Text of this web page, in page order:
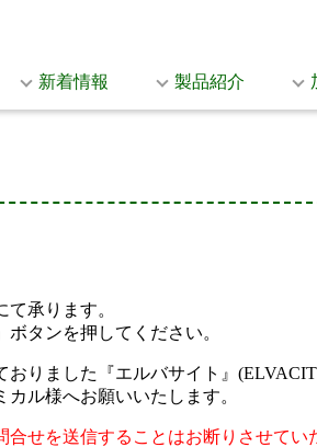
新着情報 製品紹介
承ります。
タンを押してください。
りました『エルバサイト』
ル様へお願いいたします。
せを送信することはお断りさせてい